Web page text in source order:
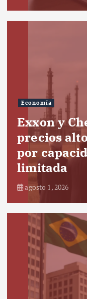
Economía
Exxon y
precios
por
limitada
agosto 1, 2026